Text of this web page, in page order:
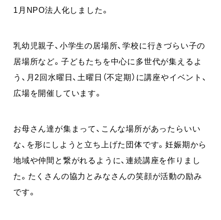
1月NPO法人化しました。
乳幼児親子、小学生の居場所、学校に行きづらい子の
居場所など。子どもたちを中心に多世代が集えるよ
う、月2回水曜日、土曜日（不定期）に講座やイベント、
広場を開催しています。
お母さん達が集まって、こんな場所があったらいい
な、を形にしようと立ち上げた団体です。妊娠期から
地域や仲間と繋がれるように、連続講座を作りまし
た。たくさんの協力とみなさんの笑顔が活動の励み
です。